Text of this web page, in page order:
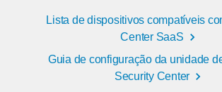
Lista de dispositivos compatíveis
Center SaaS
Guia de configuração da unidade
Security Center